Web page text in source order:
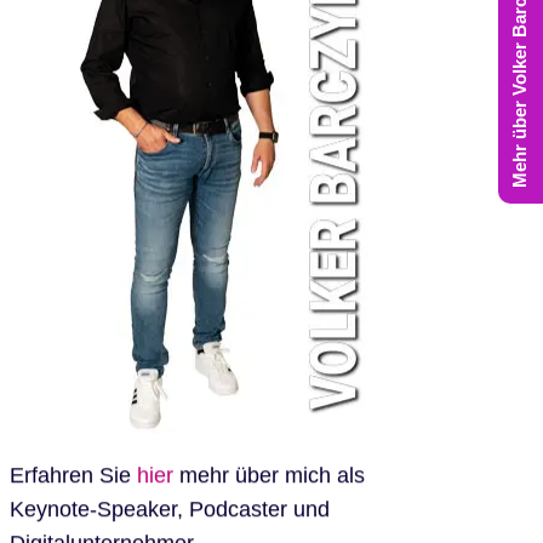
Erfahren Sie hiermehr über mich als
Keynote-Speaker, Podcaster und
Mehr über Volker Barczynski